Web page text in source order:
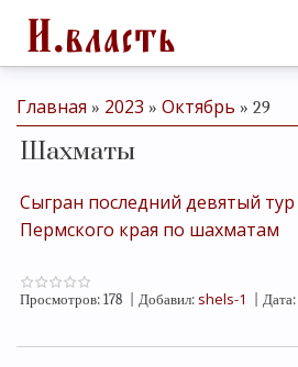
Главная » 2023 » Октябрь » 29
Шахматы
Сыгран последний девятый
Пермского края по шахматам
Просмотров: 178 Добавил: shels-1 Дата: